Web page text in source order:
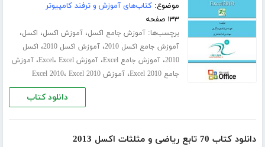
موضوع:کتاب‌های آموزش و ترفند کامپیوتر
۱۳۳ صفحه
برچسب‌ها:آموزش جامع اکسل،آموزش اکسل، اکسل،
آموزش جامع اکسل 2010 ،آموزش اکسل 2010 ، اکسل
2010،آموزش جامع Excel ،آموزش Excel ، Excel ،آموزش
جامع Excel 2010
،آموزش Excel 2010 ، Excel 2010
دانلود کتاب
دانلود کتاب 70 تابع ریاضی و مثلثات اکسل 2013